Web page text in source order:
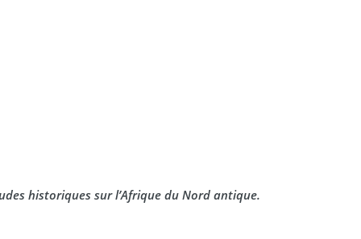
historiques sur l’Afrique du Nord antique.